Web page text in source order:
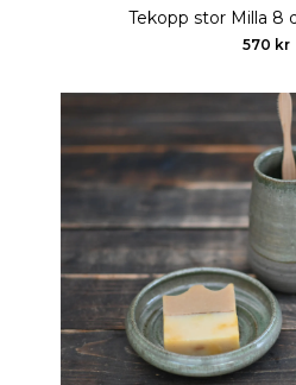
Tekopp stor Milla 8
570 kr